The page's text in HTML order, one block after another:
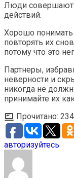
Люди совершают
действий.
Хорошо понимать
повторять их
потому что это
Партнеры,
неверности и
никогда не
принимайте их
Прочитано: 234
авторизуйтесь